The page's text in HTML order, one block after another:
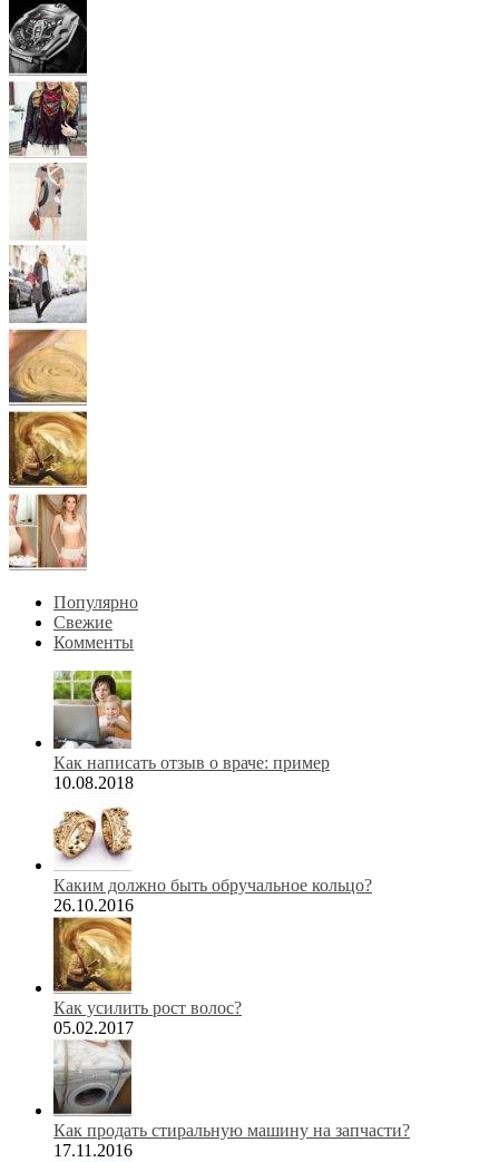
Популярно
Свежие
Комменты
Как написать отзыв о враче: пример
10.08.2018
Каким должно быть обручальное кольцо?
26.10.2016
Как усилить рост волос?
05.02.2017
Как продать стиральную машину на запчасти?
17.11.2016